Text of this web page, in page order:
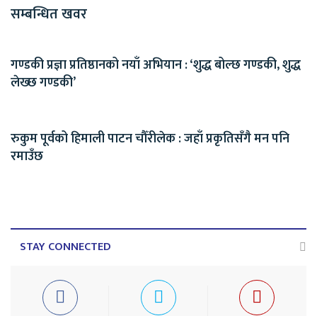
सम्बन्धित खवर
गण्डकी प्रज्ञा प्रतिष्ठानको नयाँ अभियान : ‘शुद्ध बोल्छ गण्डकी, शुद्ध
लेख्छ गण्डकी’
रुकुम पूर्वको हिमाली पाटन चौँरीलेक : जहाँ प्रकृतिसँगै मन पनि
रमाउँछ
STAY CONNECTED